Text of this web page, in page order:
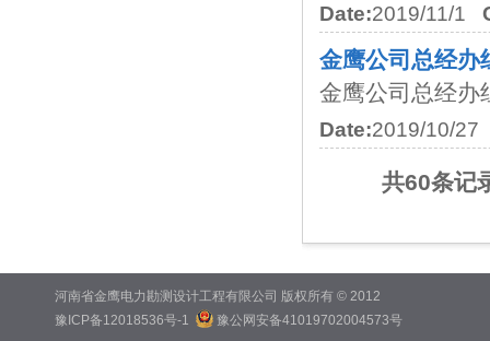
Date:2019/11/1
金鹰公司总经办
金鹰公司总经办
Date:2019/10/27
共60条记
河南省金鹰电力勘测设计工程有限公司 版权所有 © 2012
豫ICP备12018536号-1
豫公网安备41019702004573号